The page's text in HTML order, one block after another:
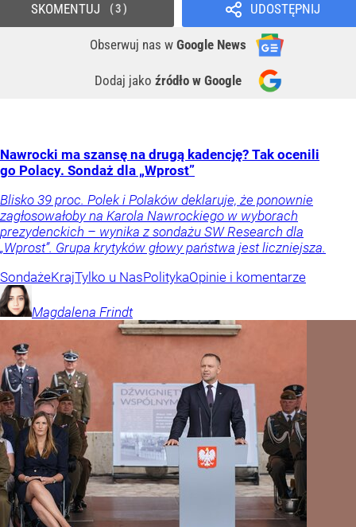
UDOSTĘPNIJ
Obserwuj nas w Google News
Dodaj jako źródło w Google
SKOMENTUJ 3
Nawrocki ma szansę na drugą kadencję? Tak ocenili
go Polacy. Sondaż dla „Wprost”
Blisko 39 proc. Polek i Polaków deklaruje, że ponownie
zagłosowałoby na Karola Nawrockiego w wyborach
prezydenckich – wynika z sondażu SW Research dla
„Wprost”. Grupa krytyków głowy państwa jest liczniejsza.
SondażeKrajTylko u NasPolitykaOpinie i komentarze
Magdalena Frindt